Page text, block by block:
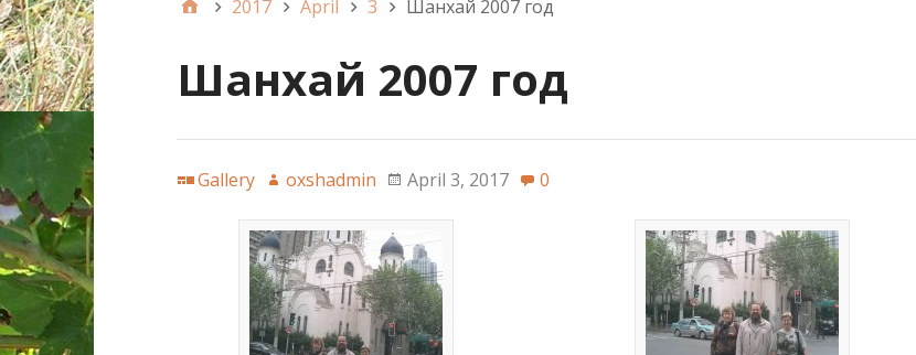
2017 April 3 Шанхай 2007 год
Шанхай 2007 год
Gallery oxshadmin April 3, 2017 0